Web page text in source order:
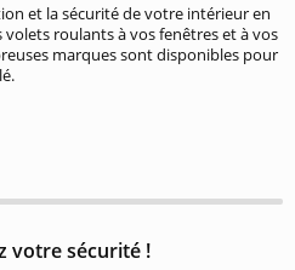
et la sécurité de votre intérieur en
volets roulants à vos fenêtres et à vos
marques sont disponibles pour
votre sécurité !